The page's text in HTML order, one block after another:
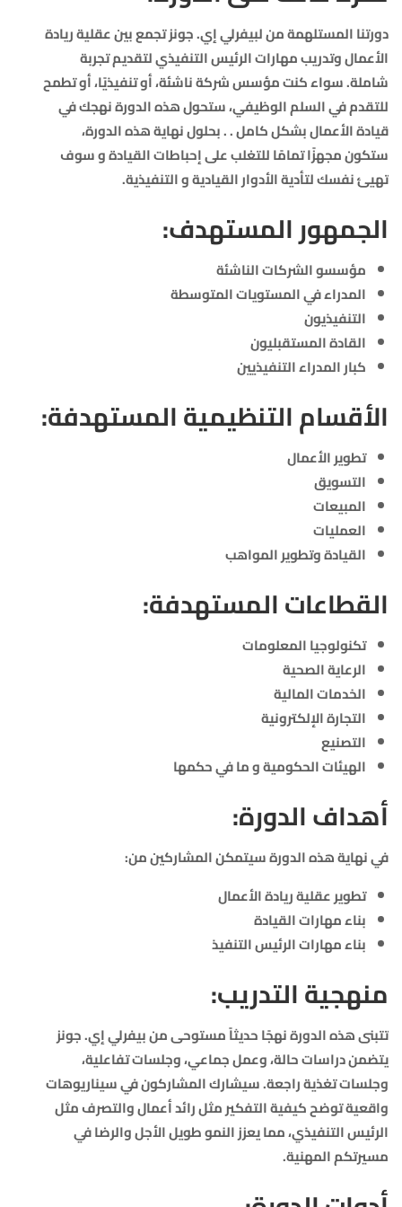
دورتنا المستلهمة من لبيفرلي إي. جونز تجمع بين عقلية ريادة
الأعمال وتدريب مهارات الرئيس التنفيذي لتقديم تجربة
شاملة. سواء كنت مؤسس شركة ناشئة، أو تنفيذيًا، أو تطمح
للتقدم في السلم الوظيفي، ستحول هذه الدورة نهجك في
قيادة الأعمال بشكل كامل . . بحلول نهاية هذه الدورة،
ستكون مجهزًا تمامًا للتغلب على إحباطات القيادة و سوف
تهيئ نفسك لتأدية الأدوار القيادية و التنفيذية.
الجمهور المستهدف:
مؤسسو الشركات الناشئة
المدراء في المستويات المتوسطة
التنفيذيون
القادة المستقبليون
كبار المدراء التنفيذيين
الأقسام التنظيمية المستهدفة:
تطوير الأعمال
التسويق
المبيعات
العمليات
القيادة وتطوير المواهب
القطاعات المستهدفة:
تكنولوجيا المعلومات
الرعاية الصحية
الخدمات المالية
التجارة الإلكترونية
التصنيع
الهيئات الحكومية و ما في حكمها
أهداف الدورة:
في نهاية هذه الدورة سيتمكن المشاركين من:
تطوير عقلية ريادة الأعمال
بناء مهارات القيادة
بناء مهارات الرئيس التنفيذ
منهجية التدريب:
تتبنى هذه الدورة نهجًا حديثاً مستوحى من بيفرلي إي. جونز
يتضمن دراسات حالة، وعمل جماعي، وجلسات تفاعلية،
وجلسات تغذية راجعة. سيشارك المشاركون في سيناريوهات
واقعية توضح كيفية التفكير مثل رائد أعمال والتصرف مثل
الرئيس التنفيذي، مما يعزز النمو طويل الأجل والرضا في
مسيرتكم المهنية.